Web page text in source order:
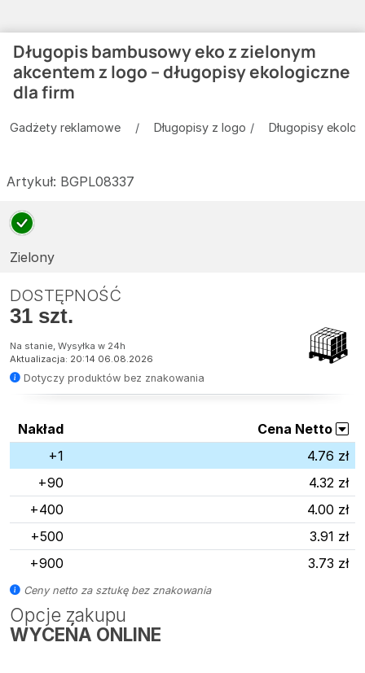
Długopis bambusowy eko z zielonym
akcentem z logo – długopisy ekologiczne
dla firm
Gadżety reklamowe Długopisy z logo Długopisy
Artykuł: BGPL08337
Zielony
DOSTĘPNOŚĆ
31 szt.
Na stanie, Wysyłka w 24h
Aktualizacja: 20:14 06.08.2026
Dotyczy produktów bez znakowania
Opcje zakupu
WYCEŃA ONLINE
Nakład
Cena Netto
+1
4.76 zł
+90
4.32 zł
+400
4.00 zł
+500
3.91 zł
+900
3.73 zł
Ceny netto za sztukę bez znakowania